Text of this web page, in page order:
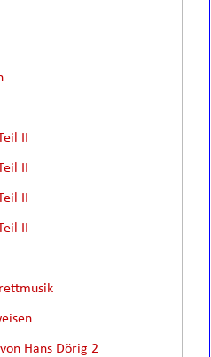
II
II
II
II
Hans Dörig 2